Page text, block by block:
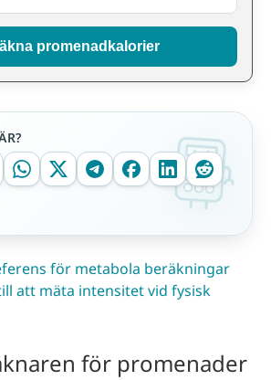
promenadkalorier
för metabola beräkningar
att mäta intensitet vid fysisk
för promenader